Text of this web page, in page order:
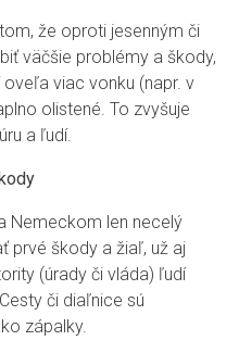
že oproti jesenným či
väčšie problémy a škody,
viac vonku (napr. v
olistené. To zvyšuje
a ľudí.
Nemeckom len necelý
prvé škody a žiaľ, už aj
(úrady či vláda) ľudí
či diaľnice sú
zápalky.